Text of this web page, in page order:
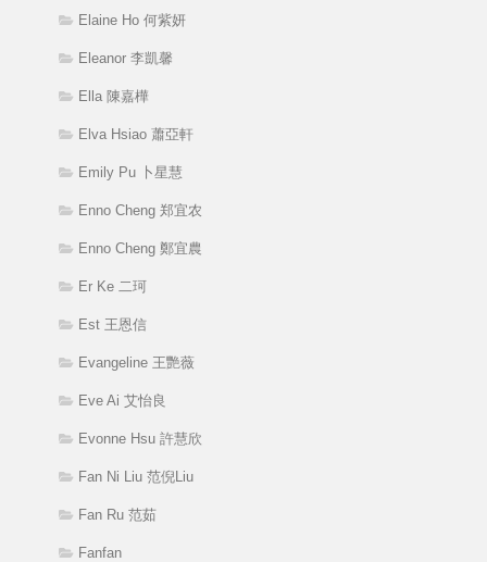
Elaine Ho 何紫妍
Eleanor 李凱馨
Ella 陳嘉樺
Elva Hsiao 蕭亞軒
Emily Pu 卜星慧
Enno Cheng 郑宜农
Enno Cheng 鄭宜農
Er Ke 二珂
Est 王恩信
Evangeline 王艷薇
Eve Ai 艾怡良
Evonne Hsu 許慧欣
Fan Ni Liu 范倪Liu
Fan Ru 范茹
Fanfan